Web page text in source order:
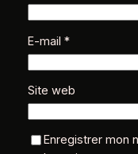
E-mail *
Site web
Enregistrer mon